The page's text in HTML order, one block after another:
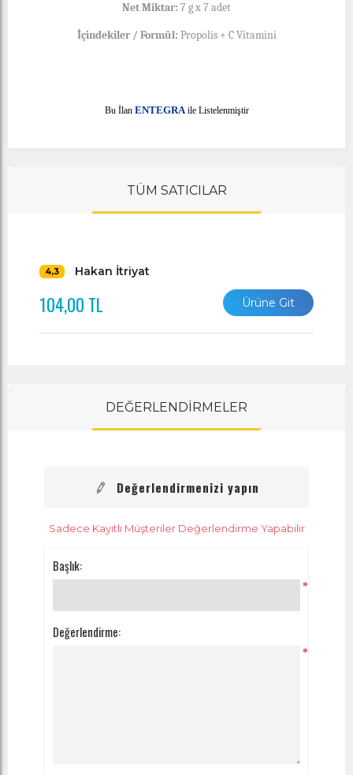
Net Miktar: 7 g x 7 adet
İçindekiler / Formül: Propolis + C Vitamini
Bu İlan ENTEGRAile Listelenmiştir
TÜM SATICILAR
4,3 Hakan İtriyat
104,00 TL Ürüne Git
DEĞERLENDİRMELER
Değerlendirmenizi yapın
Sadece Kayıtlı Müşteriler Değerlendirme Yapabilir
Başlık:
*
Değerlendirme:
*